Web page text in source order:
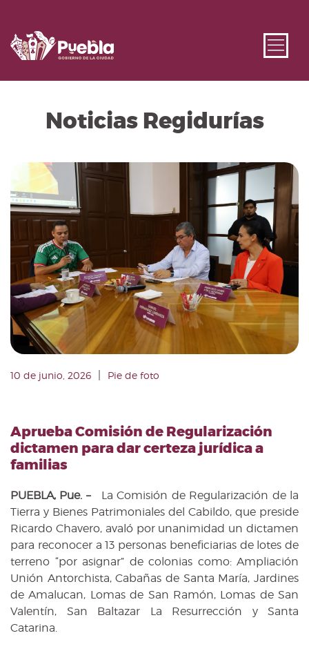
Noticias Regidurías
10 de junio, 2026 Pie de foto
Aprueba Comisión de Regularización
dictamen para dar certeza jurídica a
familias
PUEBLA, Pue. –
La Comisión de Regularización de la
Tierra y Bienes Patrimoniales del Cabildo, que preside
Ricardo Chavero, avaló por unanimidad un dictamen
para reconocer a 13 personas beneficiarias de lotes de
terreno “por asignar” de colonias como: Ampliación
Unión Antorchista, Cabañas de Santa María, Jardines
de Amalucan, Lomas de San Ramón, Lomas de San
Valentín, San Baltazar La Resurrección y Santa
Catarina.